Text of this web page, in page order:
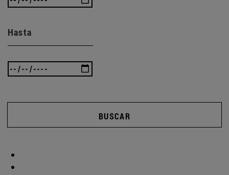
Hasta
BUSCAR